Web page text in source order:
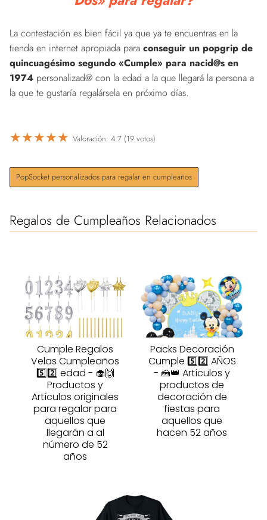
La contestación es bien fácil ya que ya te encuentras en la
tienda en internet apropiada para conseguir un popgrip de
quincuagésimo segundo «Cumple» para nacid@s en
1974 personalizad@ con la edad a la que llegará la persona a
la que te gustaría regalársela en próximo días.
★★★★★ Valoración: 4.7 (19 votos)
PopSocket personalizados para regalar en cumpleaños
Regalos de Cumpleaños Relacionados
Cumple Regalos
Velas Cumpleaños
5️⃣2️⃣ edad - 🧁🙌
Productos y
Artículos originales
para regalar para
aquellos que
llegarán a al
número de 52
años
Packs Decoración
Cumple 5️⃣2️⃣ AÑOS
- 🍰👑 Artículos y
productos de
decoración de
fiestas para
aquellos que
hacen 52 años